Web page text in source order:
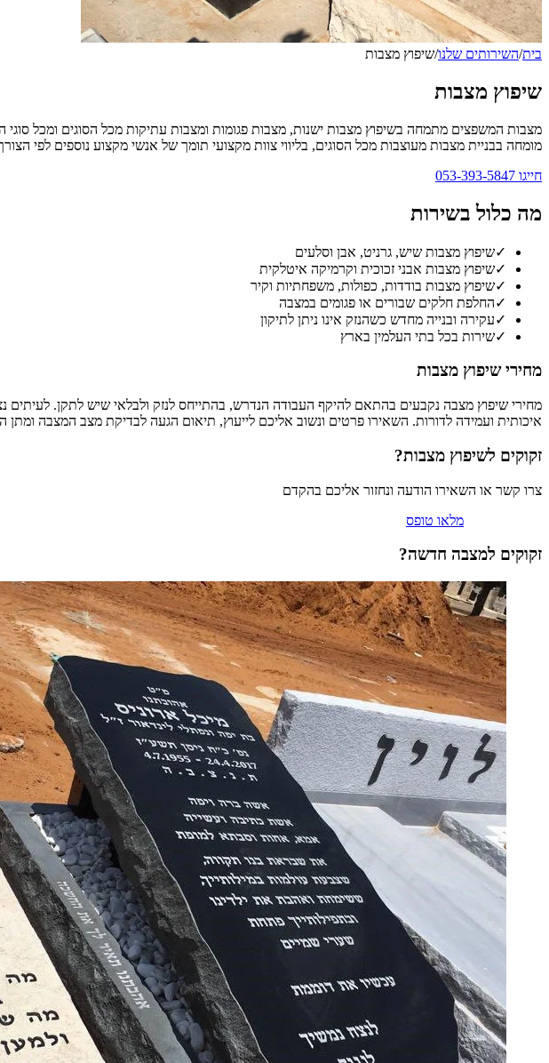
בית/השירותים שלנו/שיפוץ מצבות
שיפוץ מצבות
מצבות המשפצים מתמחה בשיפוץ מצבות ישנות, מצבות פגומות ומצבות עתיקות מכל הסוגים ומכל
מומחה בבניית מצבות מעוצבות מכל הסוגים, בליווי צוות מקצועי תומך של אנשי מקצוע נוספים לפי
חייגו 053-393-5847
מה כלול בשירות
✓שיפוץ מצבות שיש, גרניט, אבן וסלעים
✓שיפוץ מצבות אבני זכוכית וקרמיקה איטלקית
✓שיפוץ מצבות בודדות, כפולות, משפחתיות וקיר
✓החלפת חלקים שבורים או פגומים במצבה
✓עקירה ובנייה מחדש כשהנזק אינו ניתן לתיקון
✓שירות בכל בתי העלמין בארץ
מחירי שיפוץ מצבות
מחירי שיפוץ מצבה נקבעים בהתאם להיקף העבודה הנדרש, בהתייחס לנזק ולבלאי שיש לתקן. לעיתים
איכותית ועמידה לדורות. השאירו פרטים ונשוב אליכם לייעוץ, תיאום הגעה לבדיקת מצב המצבה
זקוקים לשיפוץ מצבות?
צרו קשר או השאירו הודעה ונחזור אליכם בהקדם
מלאו טופס
זקוקים למצבה חדשה?